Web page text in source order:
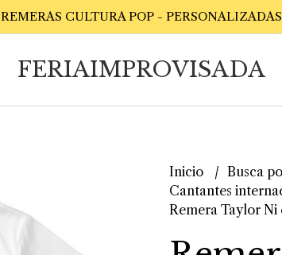
REMERAS CULTURA POP - PERSONALIZADAS
FERIAIMPROVISADA
Inicio
Busca
Cantantes
Remera Taylor Ni